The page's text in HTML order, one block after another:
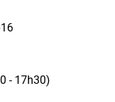
- 17h30)